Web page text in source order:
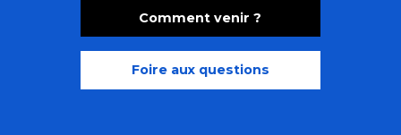
Comment venir ?
Foire aux questions